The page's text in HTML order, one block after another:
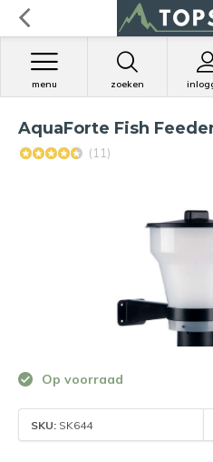
zoeken
menu
AquaForte Fish
(11)
Op voorraad
SKU: SK644